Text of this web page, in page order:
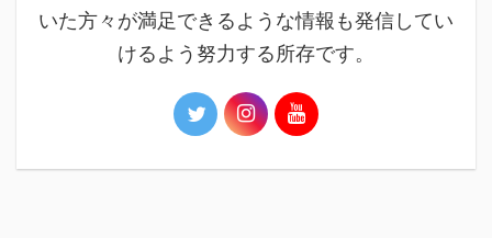
いた方々が満足できるような情報も発信してい
けるよう努力する所存です。